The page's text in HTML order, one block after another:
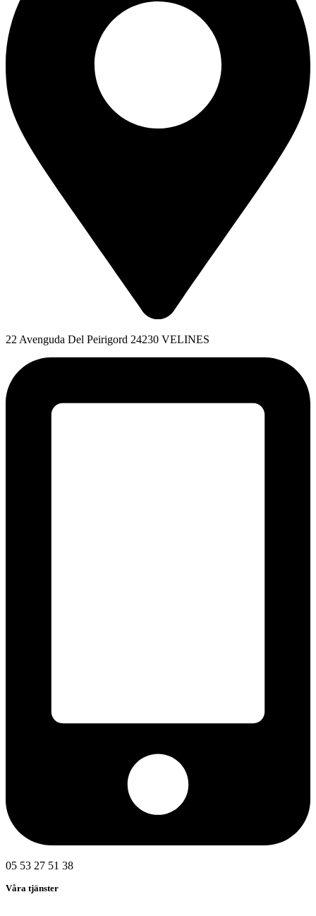
22 Avenguda Del Peirigord 24230 VELINES
05 53 27 51 38
Våra tjänster